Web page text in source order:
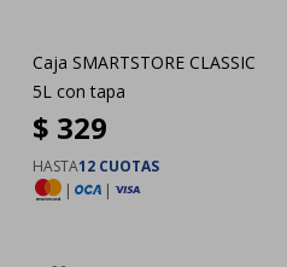
Caja SMARTSTORE CLASSIC
5L con tapa
$ 329
HASTA12 CUOTAS
|
|